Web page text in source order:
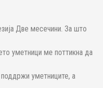
Две месечини. За што
уметници ме поттикна да
уметниците, а